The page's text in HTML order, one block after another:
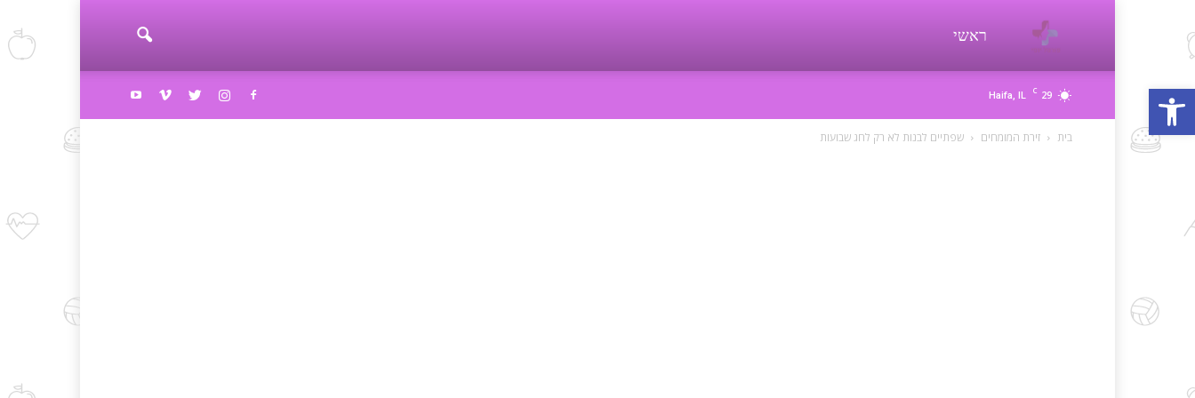
פתח סרגל נגישות
פורטל
ראשי
29
C
Haifa, IL
בית זירת המומחים שפתיים לבנות לא רק לחג שבועות